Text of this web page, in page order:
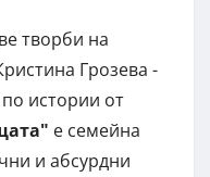
творби на
Грозева -
истории от
е семейна
и абсурдни